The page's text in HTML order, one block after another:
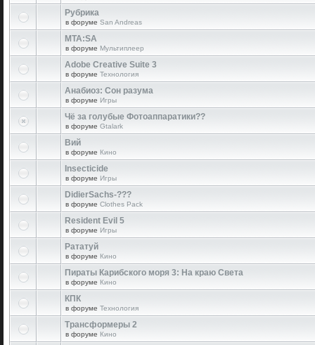
Рубрика
в форуме San Andreas
MTA:SA
в форуме Мультиплеер
Adobe Creative Suite 3
в форуме Технология
Анабиоз: Сон разума
в форуме Игры
Чё за голубые Фотоаппаратики??
в форуме Gtalark
Вий
в форуме Кино
Insecticide
в форуме Игры
DidierSachs-???
в форуме Clothes Pack
Resident Evil 5
в форуме Игры
Рататуй
в форуме Кино
Пираты Карибского моря 3: На краю Света
в форуме Кино
КПК
в форуме Технология
Трансформеры 2
в форуме Кино